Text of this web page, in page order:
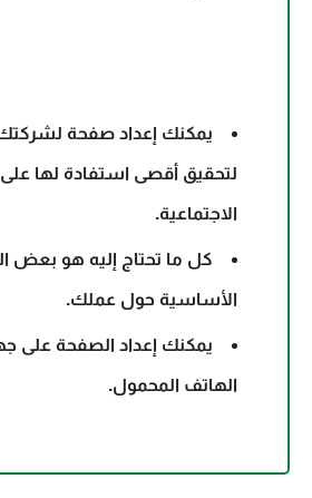
يمكنك إعداد صفحة لشركتك
الاجتماعية.
كل ما تحتاج إليه هو بعض
الأساسية حول عملك.
يمكنك إعداد الصفحة على
الهاتف المحمول.